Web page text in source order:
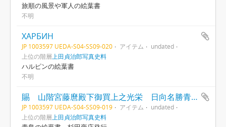
旅順の風景や軍人の絵葉書
不明
ХАРБИΗ
JP 1003597 UEDA-S04-SS09-020 アイテム
undated
上位の階層 上田貞治郎写真史料
ハルピンの絵葉書
不明
賜 山階宮藤麿殿下御買上之光栄 日向名勝青島絵葉書
JP 1003597 UEDA-S04-SS09-019 アイテム
undated
上位の階層 上田貞治郎写真史料